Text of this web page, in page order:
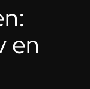
en